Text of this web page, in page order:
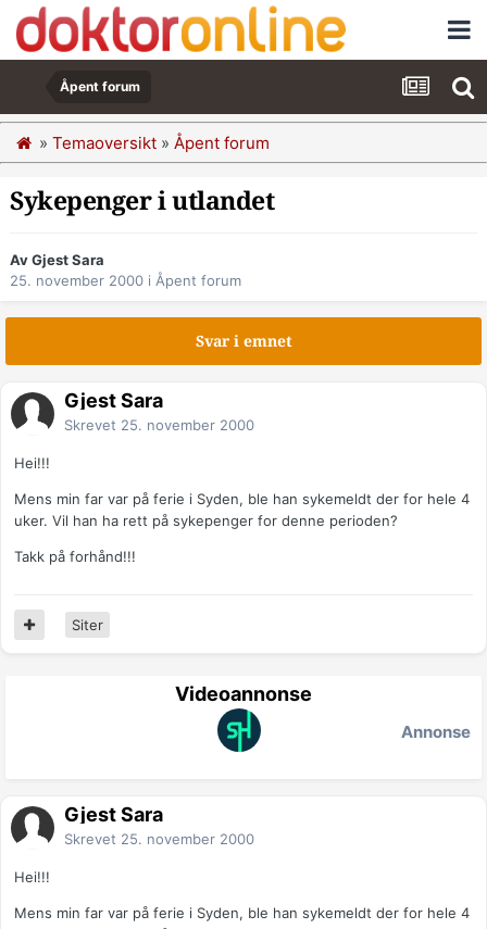
Åpent forum
» Temaoversikt » Åpent forum
Sykepenger i utlandet
Av Gjest Sara
25. november 2000 i Åpent forum
Svar i emnet
Gjest Sara
Skrevet 25. november 2000
Hei!!!
Mens min far var på ferie i Syden, ble han sykemeldt der for hele 4
uker. Vil han ha rett på sykepenger for denne perioden?
Takk på forhånd!!!
Siter
Videoannonse
Annonse
Gjest Sara
Skrevet 25. november 2000
Hei!!!
Mens min far var på ferie i Syden, ble han sykemeldt der for hele 4